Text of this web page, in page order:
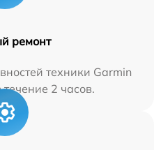
ремонт
техники Garmin
2 часов.